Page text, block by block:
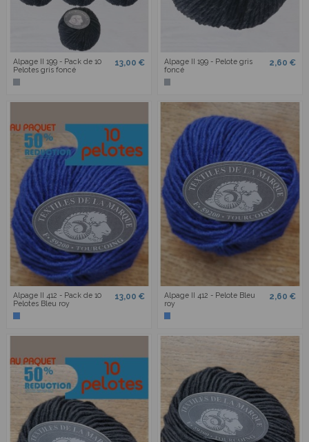
Alpage II 199 - Pack de 10
Pelotes gris foncé
13,00 €
Alpage II 199 - Pelote gris
foncé
2,60 €
Alpage II 412 - Pack de 10
Pelotes Bleu roy
13,00 €
Alpage II 412 - Pelote Bleu
roy
2,60 €